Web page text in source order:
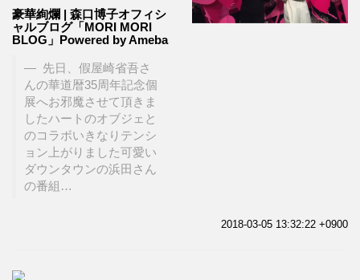
豪華絢爛 | 森口博子オフィシ
ャルブログ「MORI MORI
BLOG」Powered by Ameba
先日、假屋崎省吾さ
んの華道暦35周年記念個
展へお邪魔させて頂きま
したハートのオブジェと
のコラボいきなりテンシ
ョン上がりました可愛い
ダウンタウンの浜田さん
の番組…
2018-03-05 13:32:22 +0900